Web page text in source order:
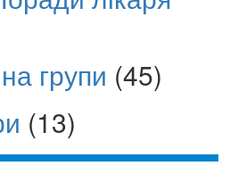
групи (45)
(13)